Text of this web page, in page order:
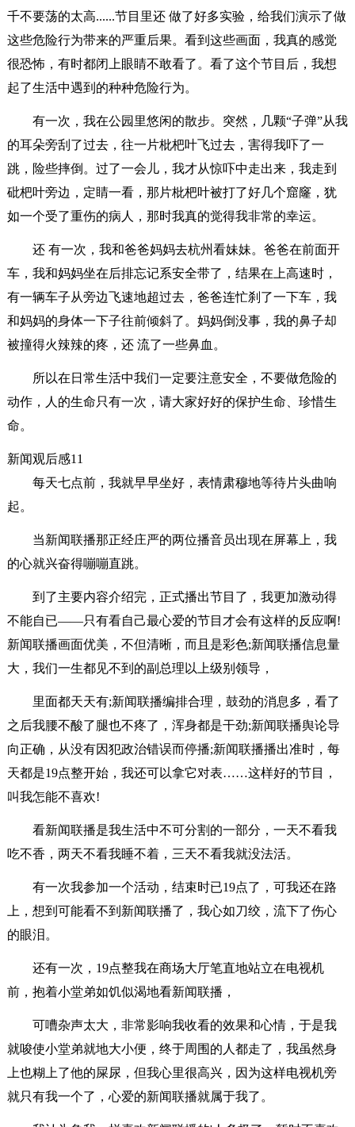
千不要荡的太高......节目里还 做了好多实验，给我们演示了做
这些危险行为带来的严重后果。看到这些画面，我真的感觉
很恐怖，有时都闭上眼睛不敢看了。看了这个节目后，我想
起了生活中遇到的种种危险行为。
有一次，我在公园里悠闲的散步。突然，几颗“子弹”从我
的耳朵旁刮了过去，往一片枇杷叶飞过去，害得我吓了一
跳，险些摔倒。过了一会儿，我才从惊吓中走出来，我走到
砒杷叶旁边，定睛一看，那片枇杷叶被打了好几个窟窿，犹
如一个受了重伤的病人，那时我真的觉得我非常的幸运。
还 有一次，我和爸爸妈妈去杭州看妹妹。爸爸在前面开
车，我和妈妈坐在后排忘记系安全带了，结果在上高速时，
有一辆车子从旁边飞速地超过去，爸爸连忙刹了一下车，我
和妈妈的身体一下子往前倾斜了。妈妈倒没事，我的鼻子却
被撞得火辣辣的疼，还 流了一些鼻血。
所以在日常生活中我们一定要注意安全，不要做危险的
动作，人的生命只有一次，请大家好好的保护生命、珍惜生
命。
新闻观后感11
每天七点前，我就早早坐好，表情肃穆地等待片头曲响
起。
当新闻联播那正经庄严的两位播音员出现在屏幕上，我
的心就兴奋得嘣嘣直跳。
到了主要内容介绍完，正式播出节目了，我更加激动得
不能自已――只有看自己最心爱的节目才会有这样的反应啊!
新闻联播画面优美，不但清晰，而且是彩色;新闻联播信息量
大，我们一生都见不到的副总理以上级别领导，
里面都天天有;新闻联播编排合理，鼓劲的消息多，看了
之后我腰不酸了腿也不疼了，浑身都是干劲;新闻联播舆论导
向正确，从没有因犯政治错误而停播;新闻联播播出准时，每
天都是19点整开始，我还可以拿它对表……这样好的节目，
叫我怎能不喜欢!
看新闻联播是我生活中不可分割的一部分，一天不看我
吃不香，两天不看我睡不着，三天不看我就没法活。
有一次我参加一个活动，结束时已19点了，可我还在路
上，想到可能看不到新闻联播了，我心如刀绞，流下了伤心
的眼泪。
还有一次，19点整我在商场大厅笔直地站立在电视机
前，抱着小堂弟如饥似渴地看新闻联播，
可嘈杂声太大，非常影响我收看的效果和心情，于是我
就唆使小堂弟就地大小便，终于周围的人都走了，我虽然身
上也糊上了他的屎尿，但我心里很高兴，因为这样电视机旁
就只有我一个了，心爱的新闻联播就属于我了。